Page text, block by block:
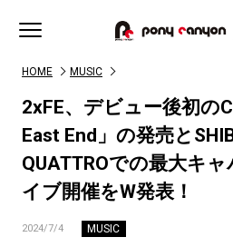
HOME MUSIC
2xFE、デビュー後初の
East End」の発売と
QUATTROでの最大キ
イブ開催をW発表！
2024/7/4 MUSIC